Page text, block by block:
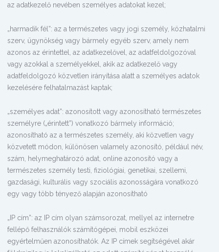
az adatkezelő nevében személyes adatokat kezel;
„harmadik fél”: az a természetes vagy jogi személy, közhatalmi
szerv, ügynökség vagy bármely egyéb szerv, amely nem
azonos az érintettel, az adatkezelővel, az adatfeldolgozóval
vagy azokkal a személyekkel, akik az adatkezelő vagy
adatfeldolgozó közvetlen irányítása alatt a személyes adatok
kezelésére felhatalmazást kaptak;
„személyes adat”: azonosított vagy azonosítható természetes
személyre („érintett”) vonatkozó bármely információ;
azonosítható az a természetes személy, aki közvetlen vagy
közvetett módon, különösen valamely azonosító, például név,
szám, helymeghatározó adat, online azonosító vagy a
természetes személy testi, fiziológiai, genetikai, szellemi,
gazdasági, kulturális vagy szociális azonosságára vonatkozó
egy vagy több tényező alapján azonosítható
„IP cím”: az IP cím olyan számsorozat, mellyel az internetre
fellépő felhasználók számítógépei, mobil eszközei
egyértelműen azonosíthatók. Az IP címek segítségével akár